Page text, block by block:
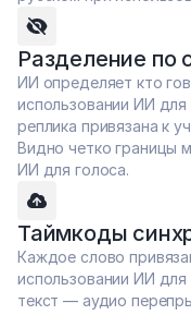
Разделение по
ИИ определяет кто
использовании ИИ для
реплика привязана к
Видно четко границы
ИИ для голоса.
Таймкоды
Каждое слово
использовании ИИ для
текст — аудио